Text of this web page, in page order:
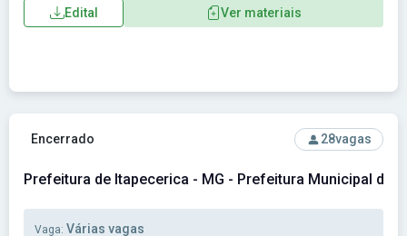
Edital Ver materiais
Ver concurso: Prefeitura de Itapecerica - MG - Prefeitura
Encerrado 28vagas
Prefeitura de Itapecerica - MG - Prefeitura Municipal de
Vaga: Várias vagas